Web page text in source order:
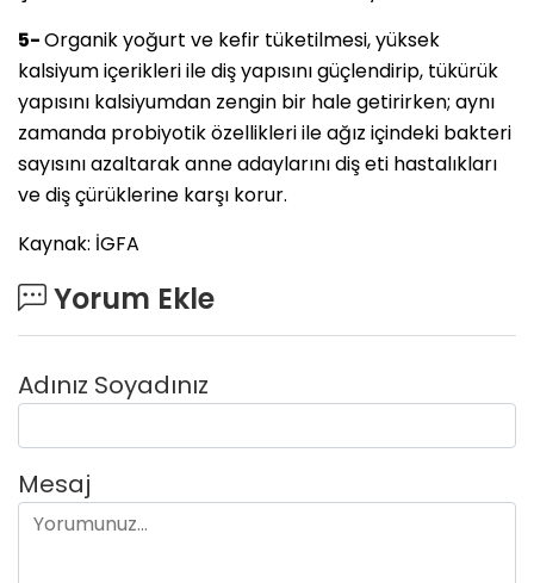
5-Organik yoğurt ve kefir tüketilmesi, yüksek
kalsiyum içerikleri ile diş yapısını güçlendirip, tükürük
yapısını kalsiyumdan zengin bir hale getirirken; aynı
zamanda probiyotik özellikleri ile ağız içindeki bakteri
sayısını azaltarak anne adaylarını diş eti hastalıkları
ve diş çürüklerine karşı korur.
Kaynak: İGFA
Yorum Ekle
Adınız Soyadınız
Mesaj